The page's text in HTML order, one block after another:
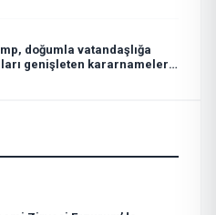
doğumla vatandaşlığa
genişleten kararnameler